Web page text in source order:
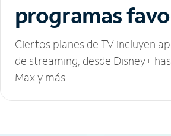
programas
Ciertos planes de TV incluyen
de streaming, desde Disney+
Max y más.